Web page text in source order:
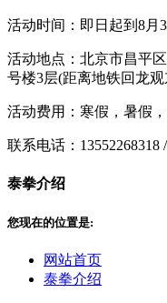
活动时间：即日起到8月
活动地点：北京市昌平
号楼3层(距离地铁回龙
活动费用：寒假，暑假
联系电话：13552268318
泰拳介绍
您现在的位置是:
网站首页
泰拳介绍